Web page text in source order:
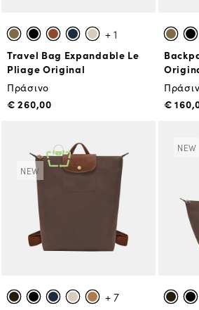
+ 1
Travel Bag Expandable Le
Pliage Original
Πράσινο
€ 260,00 €
NEW
+ 7
NEW